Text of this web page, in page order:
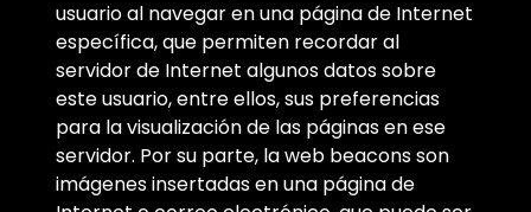
usuario al navegar en una página de Internet
específica, que permiten recordar al
servidor de Internet algunos datos sobre
este usuario, entre ellos, sus preferencias
para la visualización de las páginas en ese
servidor. Por su parte, la web beacons son
imágenes insertadas en una página de